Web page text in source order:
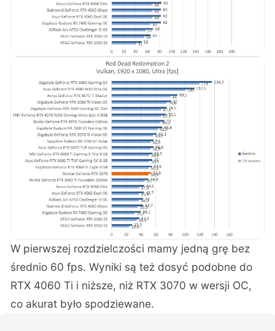
W pierwszej rozdzielczości mamy jedną grę bez
średnio 60 fps. Wyniki są też dosyć podobne do
RTX 4060 Ti i niższe, niż RTX 3070 w wersji OC,
co akurat było spodziewane.